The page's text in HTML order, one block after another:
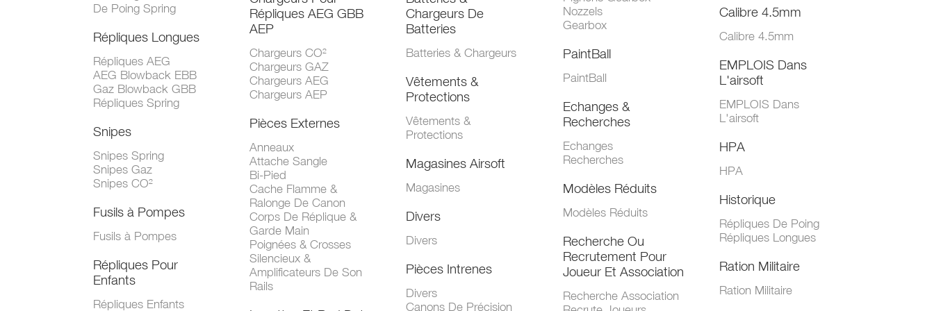
De Poing Spring
Répliques Longues
Répliques AEG
AEG Blowback EBB
Gaz Blowback GBB
Répliques Spring
Snipes
Snipes Spring
Snipes Gaz
Snipes CO²
Fusils à Pompes
Fusils à Pompes
Répliques Pour
Enfants
Répliques Enfants
Répliques AEG GBB
AEP
Chargeurs CO²
Chargeurs GAZ
Chargeurs AEG
Chargeurs AEP
Pièces Externes
Anneaux
Attache Sangle
Bi-Pied
Cache Flamme &
Ralonge De Canon
Corps De Réplique &
Garde Main
Poignées & Crosses
Silencieux &
Amplificateurs De Son
Rails
Chargeurs De
Batteries
Batteries & Chargeurs
Vêtements &
Protections
Vêtements &
Protections
Magasines Airsoft
Magasines
Divers
Divers
Pièces Intrenes
Divers
Canons De Précision
Nozzels
Gearbox
PaintBall
PaintBall
Echanges &
Recherches
Echanges
Recherches
Modèles Réduits
Modèles Réduits
Recherche Ou
Recrutement Pour
Joueur Et Association
Recherche Association
Calibre 4.5mm
Calibre 4.5mm
EMPLOIS Dans
L'airsoft
EMPLOIS Dans
L'airsoft
HPA
HPA
Historique
Répliques De Poing
Répliques Longues
Ration Militaire
Ration Militaire